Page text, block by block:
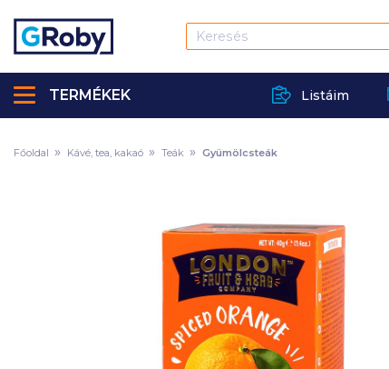
Listáim
TERMÉKEK
Főoldal Kávé, tea, kakaó Teák Gyümölcsteák